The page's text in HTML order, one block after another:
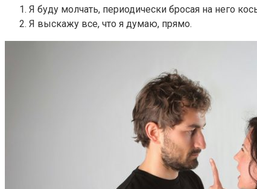
Я буду молчать, периодически бросая на него
Я выскажу все, что я думаю, прямо.